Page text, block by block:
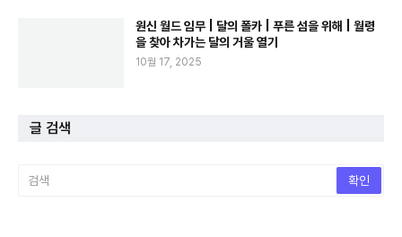
원신 월드 임무 | 달의 폴카 | 푸른 섬을 위해 | 월령
을 찾아 차가는 달의 거울 열기
10월 17, 2025
글 검색